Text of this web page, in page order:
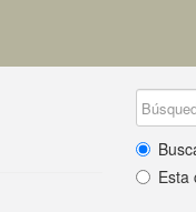
Esta